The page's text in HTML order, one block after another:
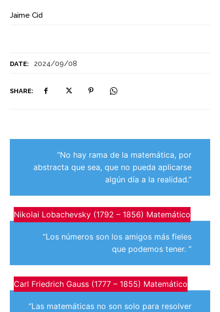
DATE: 2024/09/08
SHARE:
Jaime Cid
“No hay rama de la matemática, por
abstracta que sea, que no pueda aplicarse
algún día a la realidad.”
Nikolai Lobachevsky (1792 – 1856) Matemático
“Los números son los amigos más fieles
que podemos tener. ”
Carl Friedrich Gauss (1777 – 1855) Matemático
“Las matemáticas no son solo para resolver